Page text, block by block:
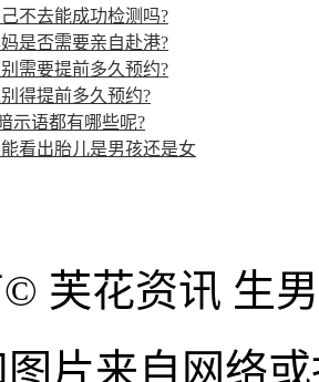
不去能成功检测吗?
是否需要亲自赴港?
需要提前多久预约?
得提前多久预约?
示语都有哪些呢?
看出胎儿是男孩还是女
芙花资讯 生
片来自网络